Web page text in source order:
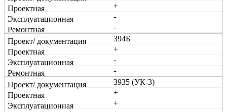
+
-
-
394Б
+
-
-
3935 (УК-3)
+
+